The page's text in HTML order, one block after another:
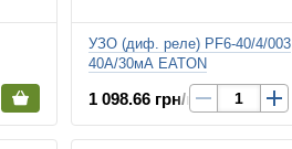
УЗО (диф. реле) PF6-40/4/003
40А/30мА EATON
1 098.66 грн/шт.